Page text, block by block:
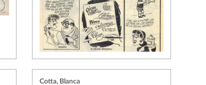
Cotta, Blanca